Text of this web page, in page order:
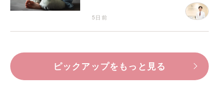
5日前
ピックアップをもっと見る